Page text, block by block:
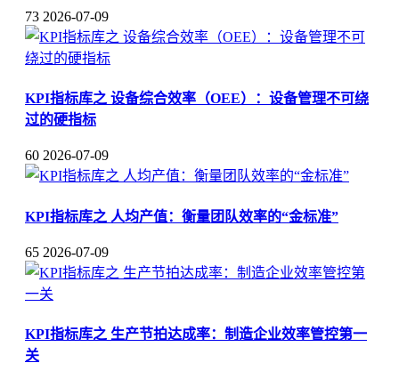
73 2026-07-09
KPI指标库之 设备综合效率（OEE）：设备管理不可绕
过的硬指标
60 2026-07-09
KPI指标库之 人均产值：衡量团队效率的“金标准”
65 2026-07-09
KPI指标库之 生产节拍达成率：制造企业效率管控第一
关